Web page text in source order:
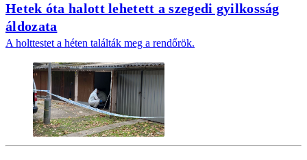
Hetek óta halott lehetett a szegedi gyilkosság
áldozata
A holttestet a héten találták meg a rendőrök.